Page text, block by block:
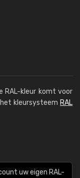
RAL-kleur komt voor
kleursysteem RAL
uw eigen RAL-